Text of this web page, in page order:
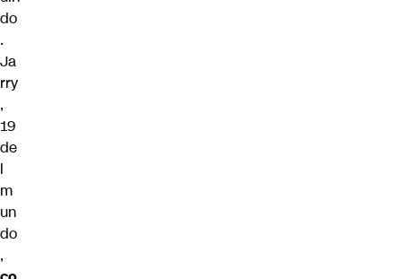
do
.
Ja
rry
,
19
de
l
m
un
do
,